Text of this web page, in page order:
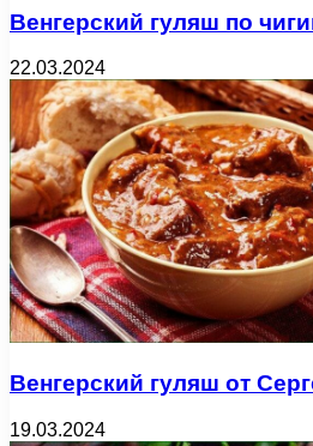
Венгерский гуляш по
22.03.2024
Венгерский гуляш от
19.03.2024